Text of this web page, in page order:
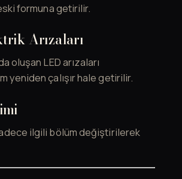
formuna getirilir.
Arızaları
oluşan LED arızaları
yeniden çalışır hale getirilir.
ilgili bölüm değiştirilerek